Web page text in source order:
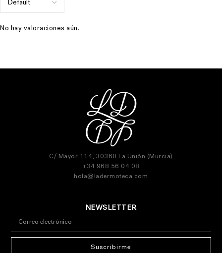
No hay valoraciones aún.
C/ Mayor 114, 30360 La Unión (Murcia)
+34 968 56 04 08
hola@ladermoteca.com
NEWSLETTER
Suscribirme